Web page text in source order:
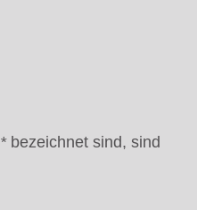
*bezeichnet sind, sind